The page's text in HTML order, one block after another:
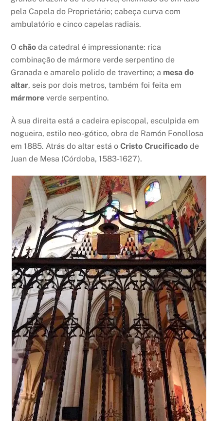
pela Capela do Proprietário; cabeça curva com
ambulatório e cinco capelas radiais.
Ochão da catedral é impressionante: rica
combinação de mármore verde serpentino de
Granada e amarelo polido de travertino; a mesa do
altar, seis por dois metros, também foi feita em
mármore verde serpentino.
À sua direita está a cadeira episcopal, esculpida em
nogueira, estilo neo-gótico, obra de Ramón Fonollosa
em 1885. Atrás do altar está oCristo Crucificado de
Juan de Mesa (Córdoba, 1583-1627).